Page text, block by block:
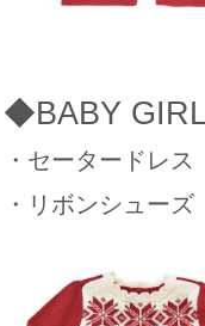
◆BABY
・セータードレ
・リボンシュー